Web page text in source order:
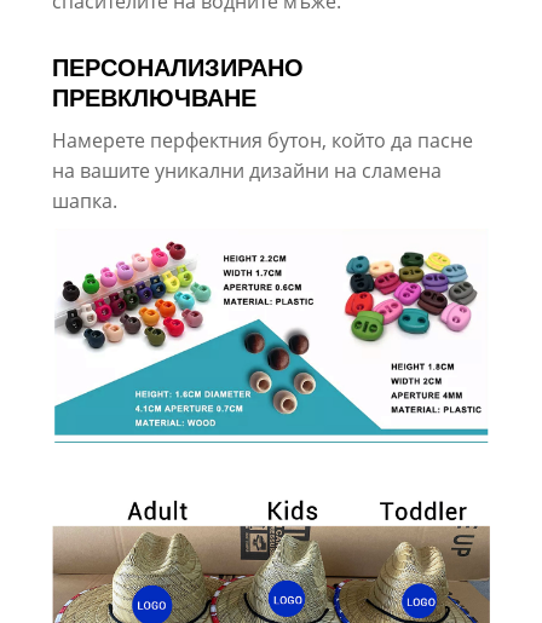
ПЕРСОНАЛИЗИРАНО
ПРЕВКЛЮЧВАНЕ
Намерете перфектния бутон, който да пасне
на вашите уникални дизайни на сламена
шапка.